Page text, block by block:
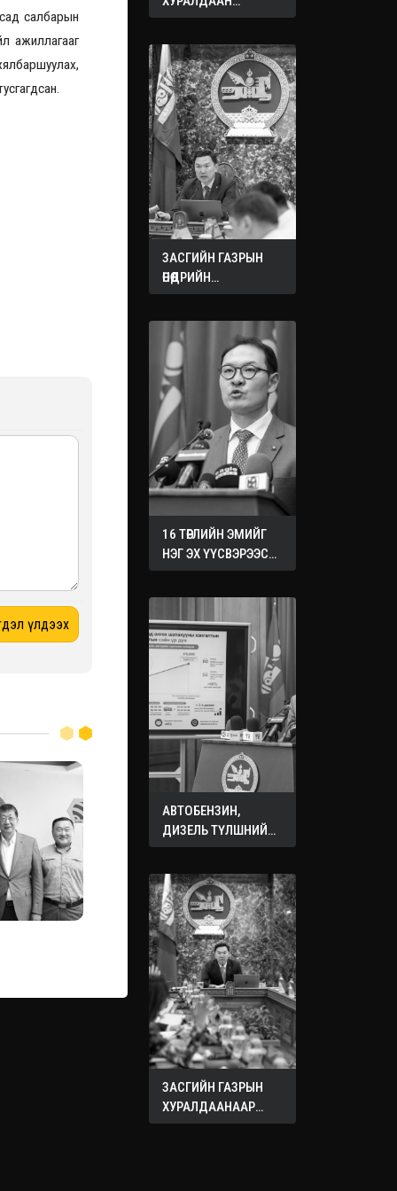
салбарын
ажиллагааг
ЭХЭЛЛЭЭ
ЗАСГИЙН ГАЗРЫН
ӨНӨӨДРИЙН
ХУРАЛДААНААС
ШИЙДВЭРҮҮД
16 ТӨРЛИЙН ЭМИЙГ
НЭГ ЭХ ҮҮСВЭРЭЭС
ХУДАЛДАН АВАХ
АВТОБЕНЗИН,
ДИЗЕЛЬ ТҮЛШНИЙ
ОНЦГОЙ АЛБАН
ЗАСГИЙН ГАЗРЫН
ХУРАЛДААНААР
ХЭЛЭЛЦЭЖ БУЙ